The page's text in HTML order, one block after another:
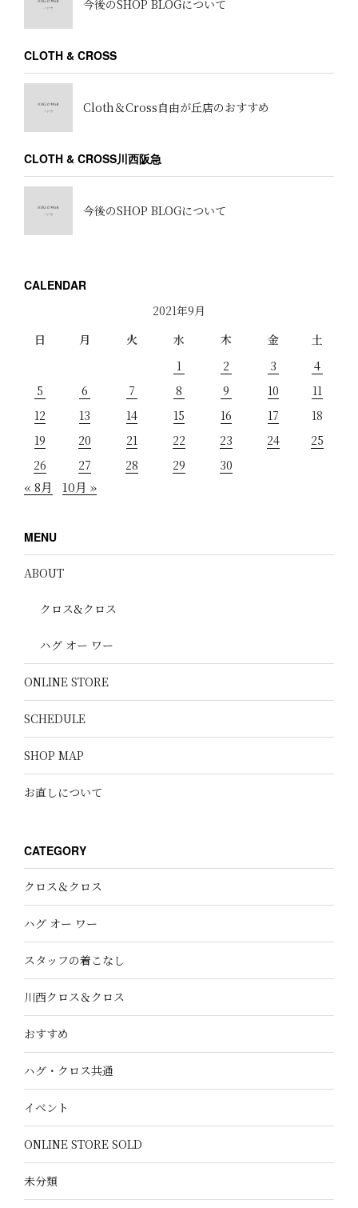
今後のSHOP BLOGについて
CLOTH & CROSS
Cloth＆Cross自由が丘店のおすすめ
CLOTH & CROSS川西阪急
今後のSHOP BLOGについて
CALENDAR
2021年9月
日
月 火 水 木 金
土
1
2 3
4
5
6 7 8 9 10
11
12
13 14 15 16 17
18
19
20 21 22 23 24
25
26
27 28 29 30
« 8月 10月 »
MENU
ABOUT
クロス&クロス
ハグ オー ワー
ONLINE STORE
SCHEDULE
SHOP MAP
お直しについて
CATEGORY
クロス＆クロス
ハグ オー ワー
スタッフの着こなし
川西クロス＆クロス
おすすめ
ハグ・クロス共通
イベント
ONLINE STORE SOLD
未分類